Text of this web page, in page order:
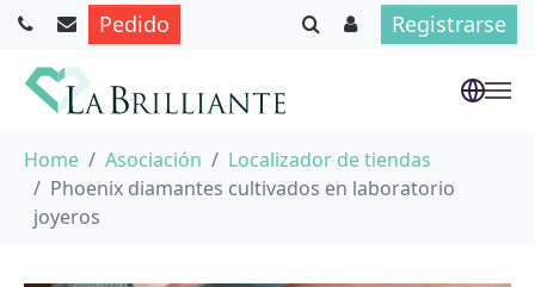
Pedido Registrarse
Home Asociación
Localizador de tiendas
Phoenix diamantes cultivados en laboratorio
joyeros